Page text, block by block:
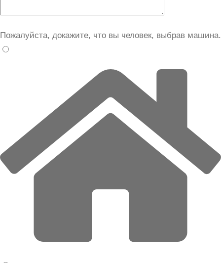
Пожалуйста, докажите, что вы человек, выбрав машина.